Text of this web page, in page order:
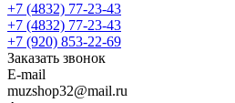
+7 (4832) 77-23-43
+7 (4832) 77-23-43
+7 (920) 853-22-69
Заказать звонок
E-mail
muzshop32@mail.ru